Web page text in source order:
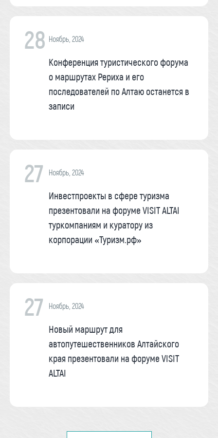
28 Ноябрь, 2024
Конференция туристического форума
о маршрутах Рериха и его
последователей по Алтаю останется в
записи
27 Ноябрь, 2024
Инвестпроекты в сфере туризма
презентовали на форуме VISIT ALTAI
туркомпаниям и куратору из
корпорации «Туризм.рф»
27 Ноябрь, 2024
Новый маршрут для
автопутешественников Алтайского
края презентовали на форуме VISIT
ALTAI